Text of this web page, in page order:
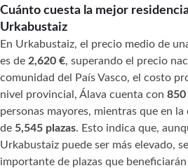
Cuánto cuesta la mejor
Urkabustaiz
En Urkabustaiz, el precio medio de
es de 2,620 €, superando el precio
comunidad del País Vasco, el costo
nivel provincial, Álava cuenta con 850
personas mayores, mientras que en
de 5,545 plazas. Esto indica que,
Urkabustaiz puede ser más elevado,
importante de plazas que